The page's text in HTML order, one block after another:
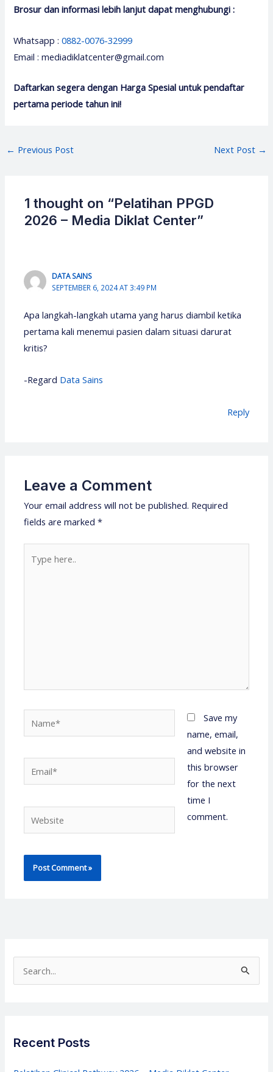
Brosur dan informasi lebih lanjut dapat menghubungi :
Whatsapp :0882-0076-32999
Email : mediadiklatcenter@gmail.com
Daftarkan segera dengan Harga Spesial untuk pendaftar
pertama periode tahun ini!
Post
← Previous Post Next Post →
1 thought on “Pelatihan PPGD
2026 – Media Diklat Center”
DATA SAINS
SEPTEMBER 6, 2024 AT 3:49 PM
Apa langkah-langkah utama yang harus diambil ketika
pertama kali menemui pasien dalam situasi darurat
kritis?
-Regard Data Sains
Reply
Leave a Comment
Your email address will not be published. Required
fields are marked*
here..
Save my
name, email,
and website in
this browser
for the next
time I
comment.
e
c
Recent Posts